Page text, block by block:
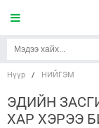
Нүүр / НИЙГЭМ
ЭДИЙН
ХАР ХЭРЭЭ